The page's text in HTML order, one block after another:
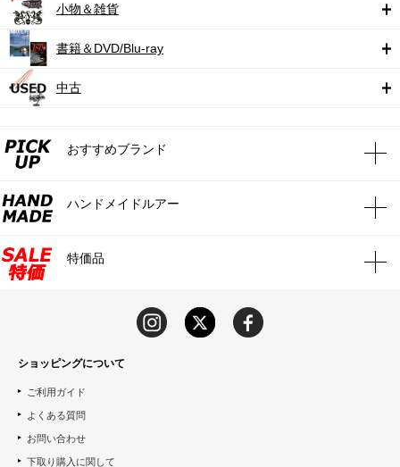
小物＆雑貨
書籍＆DVD/Blu-ray
中古
おすすめブランド
ハンドメイドルアー
特価品
ショッピングについて
ご利用ガイド
よくある質問
お問い合わせ
下取り購入に関して